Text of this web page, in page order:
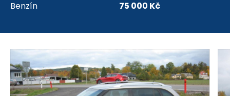
Benzín 75 000 Kč